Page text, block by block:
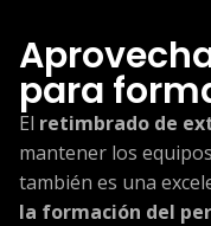
para
El retimbrado de
mantener los
también es una
la formación del